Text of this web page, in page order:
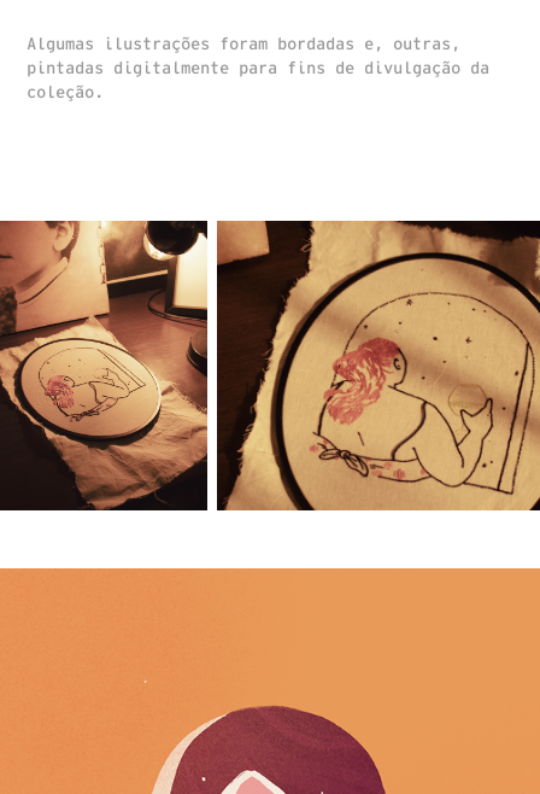
Algumas ilustrações foram bordadas e, outras,
pintadas digitalmente para fins de divulgação da
coleção.